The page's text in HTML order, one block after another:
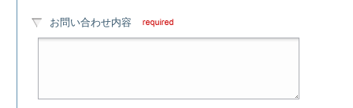
お問い合わせ内容